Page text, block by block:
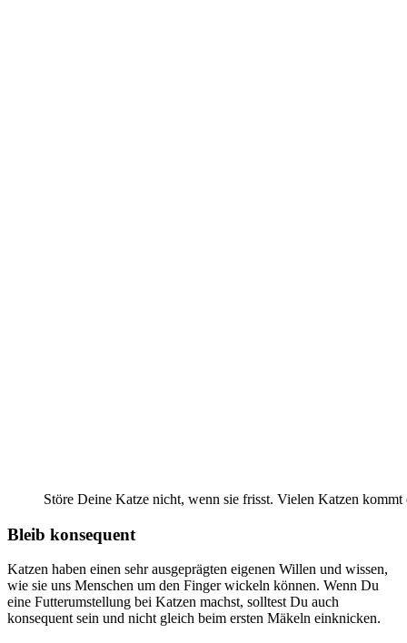
Störe Deine Katze nicht, wenn sie frisst. Vielen Katzen
Bleib konsequent
Katzen haben einen sehr ausgeprägten eigenen Willen und wissen,
wie sie uns Menschen um den Finger wickeln können. Wenn Du
eine Futterumstellung bei Katzen machst, solltest Du auch
konsequent sein und nicht gleich beim ersten Mäkeln einknicken.